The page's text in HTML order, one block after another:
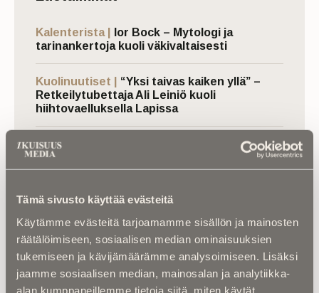
Tämä sivusto käyttää evästeitä
Käytämme evästeitä tarjoamamme sisällön ja mainosten
räätälöimiseen, sosiaalisen median ominaisuuksien
tukemiseen ja kävijämäärämme analysoimiseen. Lisäksi
jaamme sosiaalisen median, mainosalan ja analytiikka-
alan kumppaneillemme tietoja siitä, miten käytät
Kalenterista |
Ior Bock – Mytologi ja
tarinankertoja kuoli väkivaltaisesti
Kuolinuutiset |
“Yksi taivas kaiken yllä” –
Retkeilytubettaja Ali Leiniö kuoli
hiihtovaelluksella Lapissa
Kalenterista |
Jarno Saarinen muistetaan –
Paronin tie ei päättynyt Monzaan
Kuolema koskettaa |
RebelWerksin Aatu
Turpeinen rakentaa romuista muistoja –
“Mulla on ihan kiire elää”
Kuolinuutiset |Aleksi kuoli taistelukentällä
Ukrainassa – ”Uuden ajan suomalainen
sankari ja sankarivainaja”